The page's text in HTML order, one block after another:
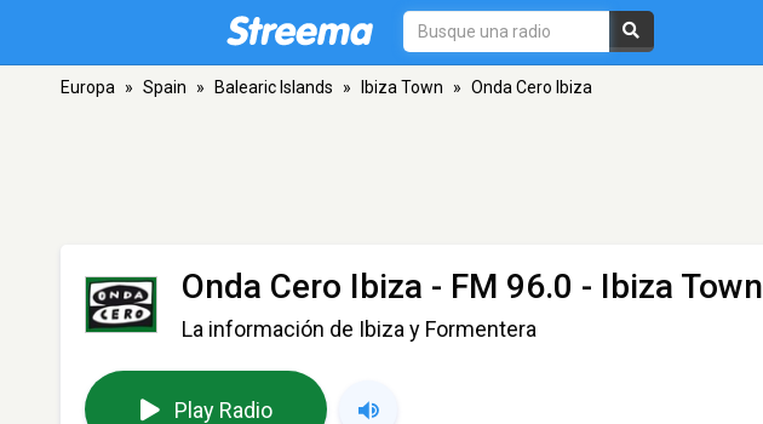
Europa » Spain » Balearic Islands » Ibiza Town » Onda Cero Ibiza
Onda Cero Ibiza - FM 96.0 - Ibiza Town
La información de Ibiza y Formentera
Play Radio